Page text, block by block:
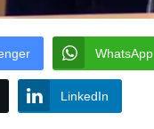
WhatsApp
LinkedIn